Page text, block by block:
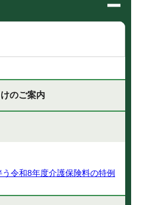
のご案内
令和8年度介護保険料の特例